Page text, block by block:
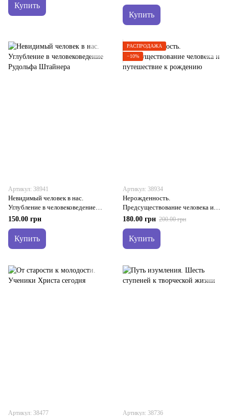
Купить
Купить
Артикул: 38941
Невидимый человек в нас.
Углубление в человековедение
Рудольфа Штайнера
150.00 грн
Купить
РАСПРОДАЖА
−10%
Артикул: 38934
Нерожденность.
Предсуществование человека и
путешествие к рождению
180.00 грн 200.00 грн
Купить
Артикул: 38477 Артикул: 38736